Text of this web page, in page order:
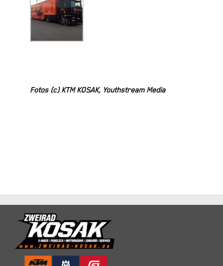
Fotos (c) KTM KOSAK, Youthstream Media